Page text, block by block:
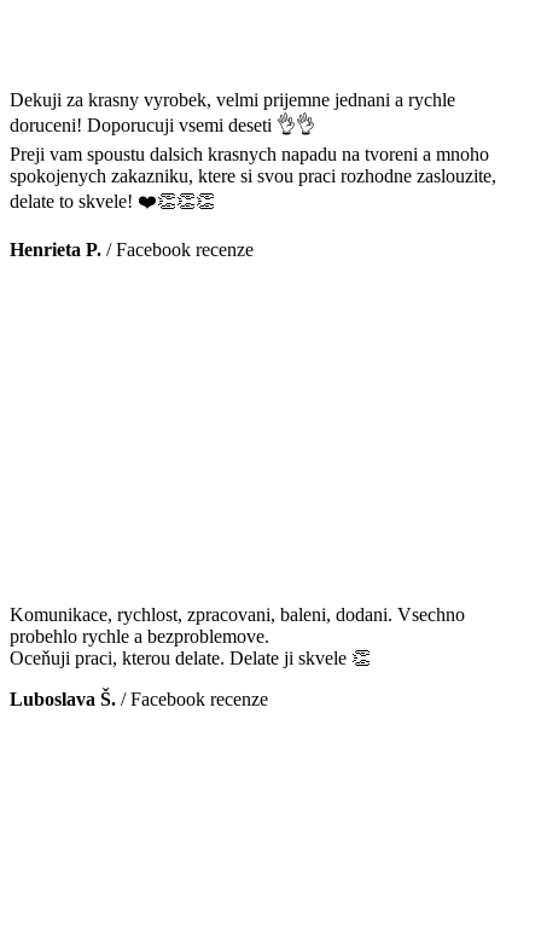
Dekuji za krasny vyrobek, velmi prijemne jednani a rychle
doruceni! Doporucuji vsemi deseti 👌👌
Preji vam spoustu dalsich krasnych napadu na tvoreni a mnoho
spokojenych zakazniku, ktere si svou praci rozhodne zaslouzite,
delate to skvele! ❤️👏👏👏
Henrieta P. /Facebook recenze
Komunikace, rychlost, zpracovani, baleni, dodani. Vsechno
probehlo rychle a bezproblemove.
Oceňuji praci, kterou delate. Delate ji skvele 👏
Luboslava Š. /Facebook recenze